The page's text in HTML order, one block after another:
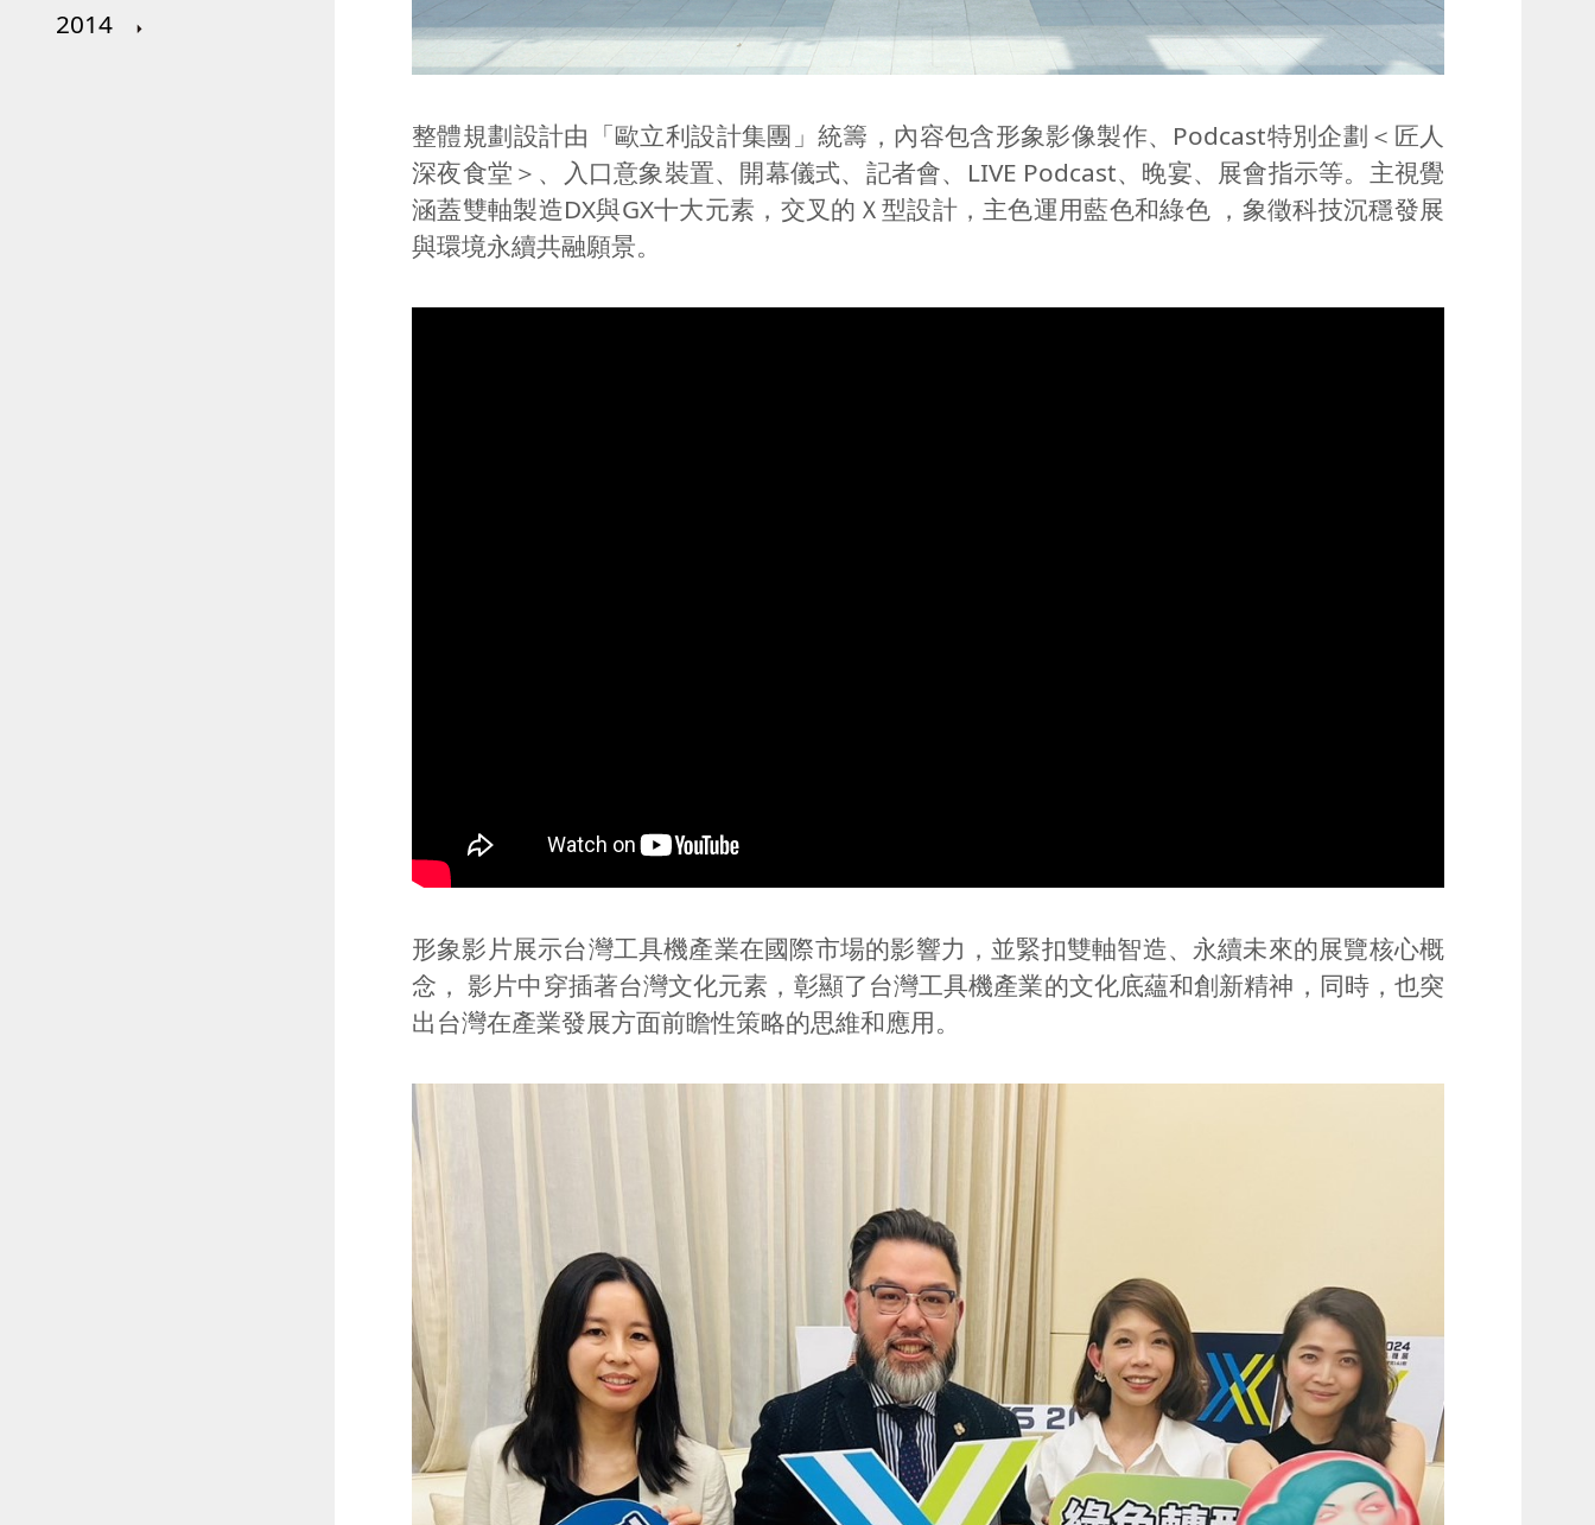
整體規劃設計由「歐立利設計集團」統籌，內容包含形象影像製作、 Podcast特別企劃＜匠人
深夜食堂＞、入口意象裝置、開幕儀式、記者會、 LIVE Podcast、晚宴、展會指示等。主視覺
涵蓋雙軸製造DX與GX十大元素，交叉的Ｘ型設計，主色運用藍色和綠色 ，象徵科技沉穩發展
與環境永續共融願景。
形象影片展示台灣工具機產業在國際市場的影響力，並緊扣雙軸智造、永續未來的展覽核心概
念， 影片中穿插著台灣文化元素，彰顯了台灣工具機產業的文化底蘊和創新精神，同時，也突
出台灣在產業發展方面前瞻性策略的思維和應用。
2014